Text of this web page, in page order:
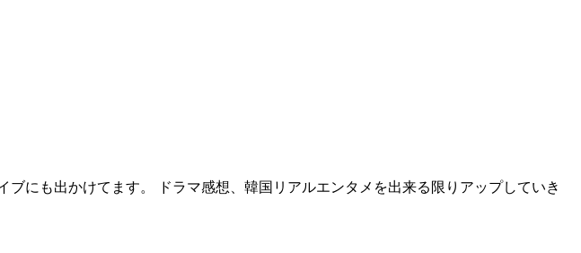
にも出かけてます。 ドラマ感想、韓国リアルエンタメを出来る限りアップしていき